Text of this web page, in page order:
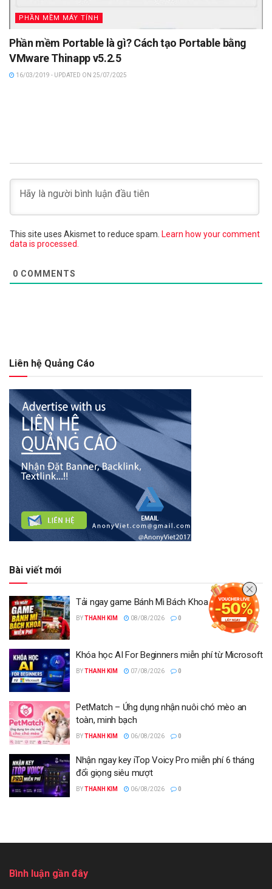
PHẦN MỀM MÁY TÍNH
Phần mềm Portable là gì? Cách tạo Portable bằng
VMware Thinapp v5.2.5
16/03/2019 - UPDATED ON 25/07/2025
This site uses Akismet to reduce spam. Learn how your comment
data is processed.
0 COMMENTS
Liên hệ Quảng Cáo
Bài viết mới
Tải ngay game Bánh Mì Bách Khoa miễn phí
BYTHANH KIM 08/08/2026 0
Khóa học AI For Beginners miễn phí từ Microsoft
BYTHANH KIM 07/08/2026 0
PetMatch – Ứng dụng nhận nuôi chó mèo an
toàn, minh bạch
BYTHANH KIM 06/08/2026 0
Nhận ngay key iTop Voicy Pro miễn phí 6 tháng
đổi giọng siêu mượt
BYTHANH KIM 06/08/2026 0
Bình luận gần đây